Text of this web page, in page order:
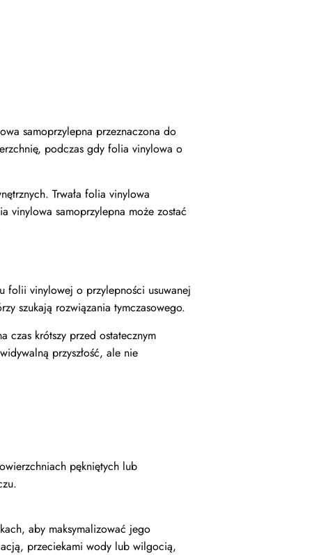
samoprzylepna przeznaczona do
podczas gdy folia vinylowa o
Trwała folia vinylowa
vinylowa samoprzylepna może zostać
folii vinylowej o przylepności usuwanej
szukają rozwiązania tymczasowego.
czas krótszy przed ostatecznym
przyszłość, ale nie
pękniętych lub
aby maksymalizować jego
przeciekami wody lub wilgocią,